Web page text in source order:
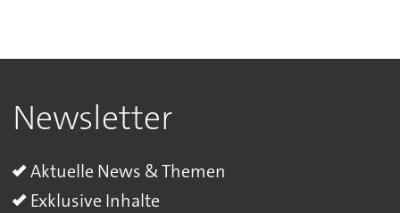
Newsletter
Aktuelle News & Themen
Exklusive Inhalte